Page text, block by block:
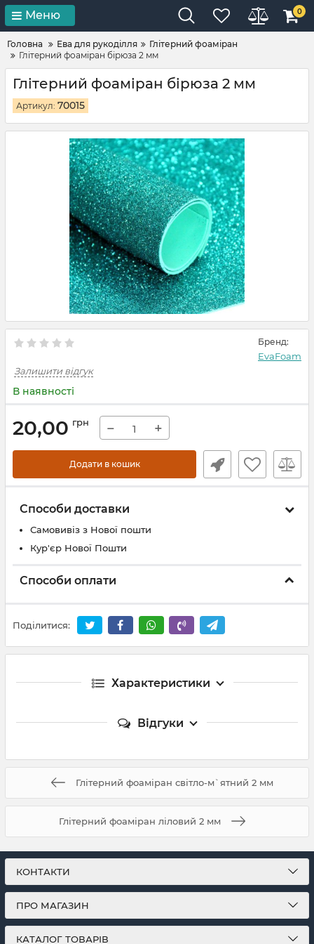
Меню 0
Головна Ева для рукоділля
Глітерний фоаміран
Глітерний фоаміран бірюза 2 мм
Глітерний фоаміран бірюза 2 мм
Артикул: 70015
Бренд:
EvaFoam
Залишити відгук
В наявності
20,00 грн − +
Додати в кошик
Способи доставки
Самовивіз з Нової пошти
Кур'єр Нової Пошти
Способи оплати
Поділитися:
Характеристики
Відгуки
Глітерний фоаміран світло-м`ятний 2 мм
Глітерний фоаміран ліловий 2 мм
КОНТАКТИ
ПРО МАГАЗИН
КАТАЛОГ ТОВАРІВ